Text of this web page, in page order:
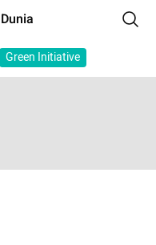
Green Initiative